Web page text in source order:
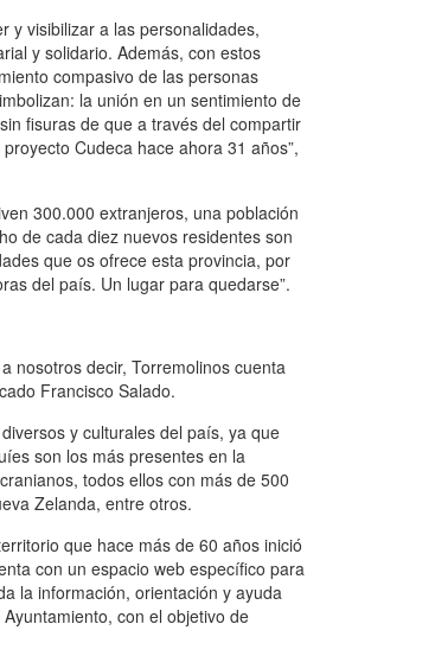
y visibilizar a las personalidades,
y solidario. Además, con estos
compasivo de las personas
la unión en un sentimiento de
fisuras de que a través del compartir
Cudeca hace ahora 31 años”,
300.000 extranjeros, una población
de cada diez nuevos residentes son
que os ofrece esta provincia, por
del país. Un lugar para quedarse”.
nosotros decir, Torremolinos cuenta
Francisco Salado.
y culturales del país, ya que
son los más presentes en la
todos ellos con más de 500
Zelanda, entre otros.
que hace más de 60 años inició
con un espacio web específico para
la información, orientación y ayuda
con el objetivo de